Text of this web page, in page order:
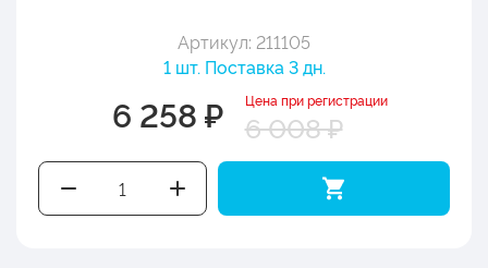
Артикул: 211105
1 шт. Поставка 3 дн.
6 258 ₽ Цена при регистрации
6 008 ₽